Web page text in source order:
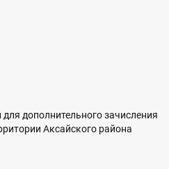
дополнительного зачисления
Аксайского района